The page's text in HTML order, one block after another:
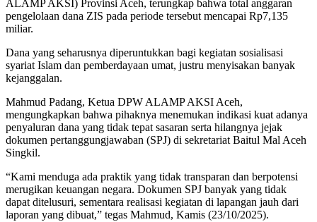
ALAMP AKSI) Provinsi Aceh, terungkap bahwa total anggaran
pengelolaan dana ZIS pada periode tersebut mencapai Rp7,135
miliar.
Dana yang seharusnya diperuntukkan bagi kegiatan sosialisasi
syariat Islam dan pemberdayaan umat, justru menyisakan banyak
kejanggalan.
Mahmud Padang, Ketua DPW ALAMP AKSI Aceh,
mengungkapkan bahwa pihaknya menemukan indikasi kuat adanya
penyaluran dana yang tidak tepat sasaran serta hilangnya jejak
dokumen pertanggungjawaban (SPJ) di sekretariat Baitul Mal Aceh
Singkil.
“Kami menduga ada praktik yang tidak transparan dan berpotensi
merugikan keuangan negara. Dokumen SPJ banyak yang tidak
dapat ditelusuri, sementara realisasi kegiatan di lapangan jauh dari
laporan yang dibuat,” tegas Mahmud, Kamis (23/10/2025).